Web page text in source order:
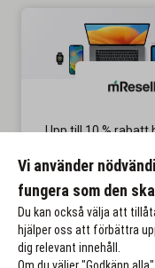
Upp till 10 % rabatt
Till
Vi använder
fungera som den
Du kan också välja att
hjälper oss att förbättra
dig relevant innehåll.